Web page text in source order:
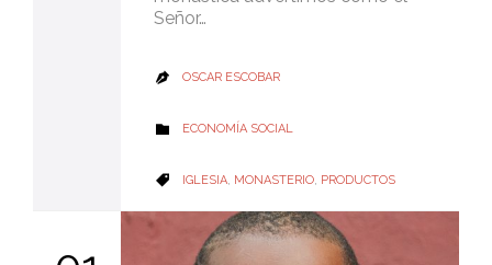
Señor…
 OSCAR ESCOBAR
 CATEGORY
ECONOMÍA SOCIAL
 CATEGORY
IGLESIA, MONASTERIO, PRODUCTOS